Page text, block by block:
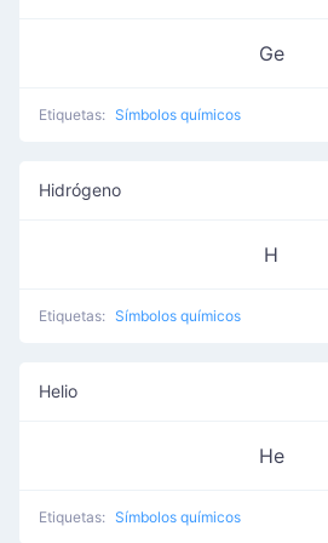
Ge
Etiquetas: Símbolos químicos
Hidrógeno
H
Etiquetas: Símbolos químicos
Helio
He
Etiquetas: Símbolos químicos